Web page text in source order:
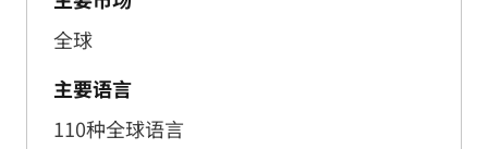
全球
主要语言
110种全球语言